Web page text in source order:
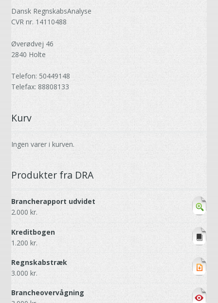
Dansk RegnskabsAnalyse
CVR nr. 14110488
Øverødvej 46
2840 Holte
Telefon: 50449148
Telefax: 88808133
Kurv
Ingen varer i kurven.
Produkter fra DRA
Brancherapport udvidet
2.000 kr.
Kreditbogen
1.200 kr.
Regnskabstræk
3.000 kr.
Brancheovervågning